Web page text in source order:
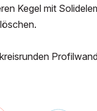
Kegel mit